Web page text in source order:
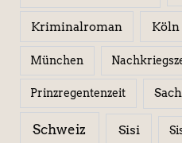
Kriminalroman Köln
München
Prinzregentenzeit
Schweiz Sisi